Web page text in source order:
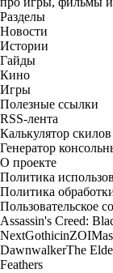
Разделы
Новости
Истории
Гайды
Кино
Игры
Полезные ссылки
RSS-лента
Калькулятор
Генератор
О проекте
Политика
Политика
Пользовательское
Assassin's Creed:
NextGothicinZOI
DawnwalkerThe
Feathers